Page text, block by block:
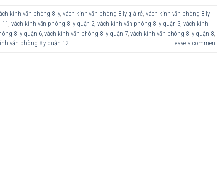
kính văn phòng 8 ly, vách kính văn phòng 8 ly giá rẻ, vách kính văn phòng 8 ly
, vách kính văn phòng 8 ly quận 2, vách kính văn phòng 8 ly quận 3, vách kính
8 ly quận 6, vách kính văn phòng 8 ly quận 7, vách kính văn phòng 8 ly quận 8,
văn phòng 8ly quận 12 Leave a comment